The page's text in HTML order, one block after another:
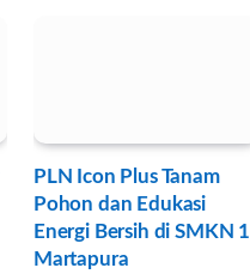
PLN Icon Plus Tanam
Pohon dan Edukasi
Energi Bersih di SMKN 1
Martapura